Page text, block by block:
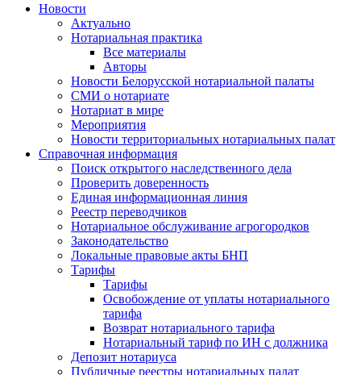
Новости
Актуально
Нотариальная практика
Все материалы
Авторы
Новости Белорусской нотариальной палаты
СМИ о нотариате
Нотариат в мире
Мероприятия
Новости территориальных нотариальных палат
Справочная информация
Поиск открытого наследственного дела
Проверить доверенность
Единая информационная линия
Реестр переводчиков
Нотариальное обслуживание агрогородков
Законодательство
Локальные правовые акты БНП
Тарифы
Тарифы
Освобождение от уплаты нотариального
тарифа
Возврат нотариального тарифа
Нотариальный тариф по ИН с должника
Депозит нотариуса
Публичные реестры нотариальных палат